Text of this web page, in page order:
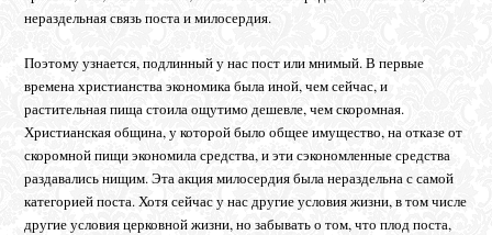
нераздельная связь поста и милосердия.
Поэтому узнается, подлинный у нас пост или мнимый. В первые
времена христианства экономика была иной, чем сейчас, и
растительная пища стоила ощутимо дешевле, чем скоромная.
Христианская община, у которой было общее имущество, на отказе от
скоромной пищи экономила средства, и эти сэкономленные средства
раздавались нищим. Эта акция милосердия была нераздельна с самой
категорией поста. Хотя сейчас у нас другие условия жизни, в том числе
другие условия церковной жизни, но забывать о том, что плод поста,